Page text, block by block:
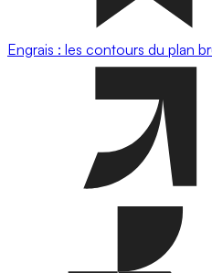
Engrais : les contours du plan